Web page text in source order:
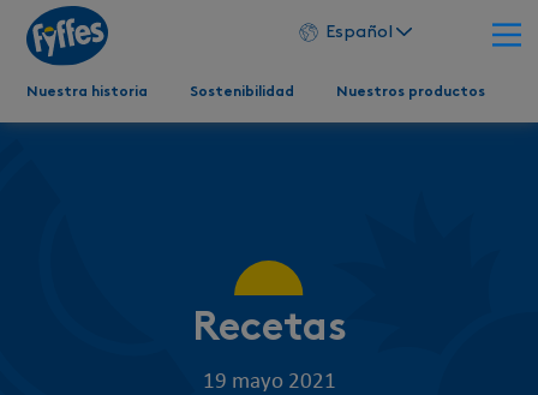
Español
Nuestra historia Sostenibilidad Nuestros productos
Recetas
19 mayo 2021